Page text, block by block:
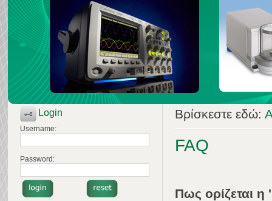
Login
Username:
Password:
Βρίσκεστε εδώ:
FAQ
Πως ορίζεται